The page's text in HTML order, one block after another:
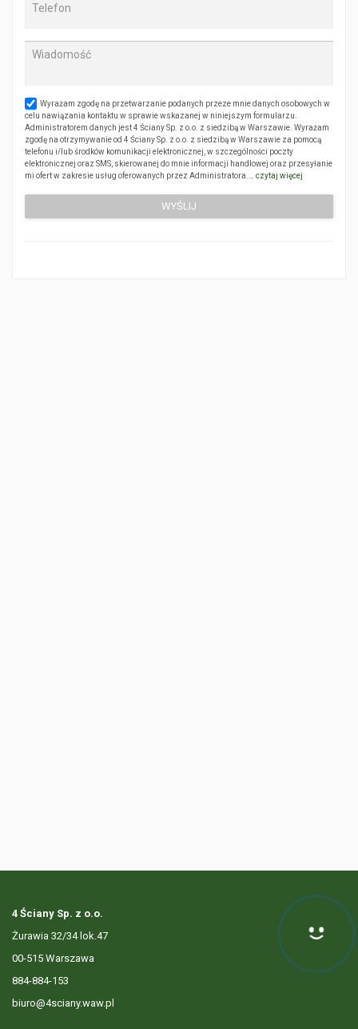
Wyrażam zgodę na przetwarzanie podanych przeze mnie danych osobowych w
celu nawiązania kontaktu w sprawie wskazanej w niniejszym formularzu.
Administratorem danych jest 4 Ściany Sp. z o.o. z siedzibą w Warszawie. Wyrażam
zgodę na otrzymywanie od 4 Ściany Sp. z o.o. z siedzibą w Warszawie za pomocą
telefonu i/lub środków komunikacji elektronicznej, w szczególności poczty
elektronicznej oraz SMS, skierowanej do mnie informacji handlowej oraz przesyłanie
mi ofert w zakresie usług oferowanych przez Administratora.… czytaj więcej
4 Ściany Sp. z o.o.
Żurawia 32/34 lok.47
00-515 Warszawa
884-884-153
biuro@4sciany.waw.pl